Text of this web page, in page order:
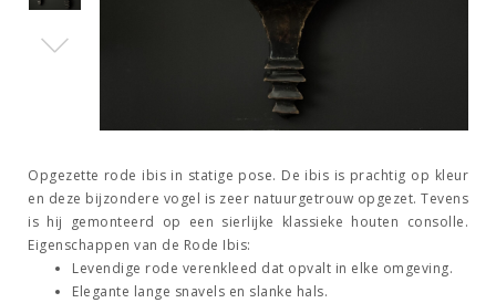
Opgezette rode ibis in statige pose. De ibis is prachtig op kleur
en deze bijzondere vogel is zeer natuurgetrouw opgezet. Tevens
is hij gemonteerd op een sierlijke klassieke houten consolle.
Eigenschappen van de Rode Ibis:
Levendige rode verenkleed dat opvalt in elke omgeving.
Elegante lange snavels en slanke hals.